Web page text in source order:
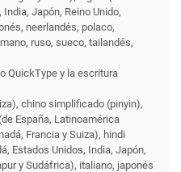
Japón, Reino Unido,
neerlandés, polaco,
ruso, sueco, tailandés,
QuickType y la escritura
chino simplificado (pinyin),
España, Latinoamérica
Francia y Suiza), hindi
Estados Unidos, India, Japón,
y Sudáfrica), italiano, japonés